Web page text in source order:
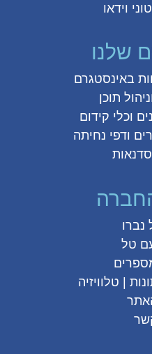
וידאו
שלנו
באינסטגרם
תוכן
וכלי קידום
ודפי נחיתה
נברו
טל
| טלוויזיה